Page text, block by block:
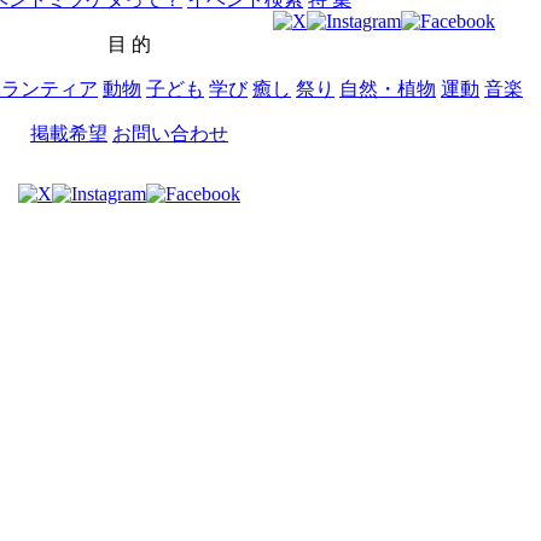
目 的
ンティア 動物 子ども 学び 癒し 祭り 自然・植物 運動 音楽
掲載希望 お問い合わせ